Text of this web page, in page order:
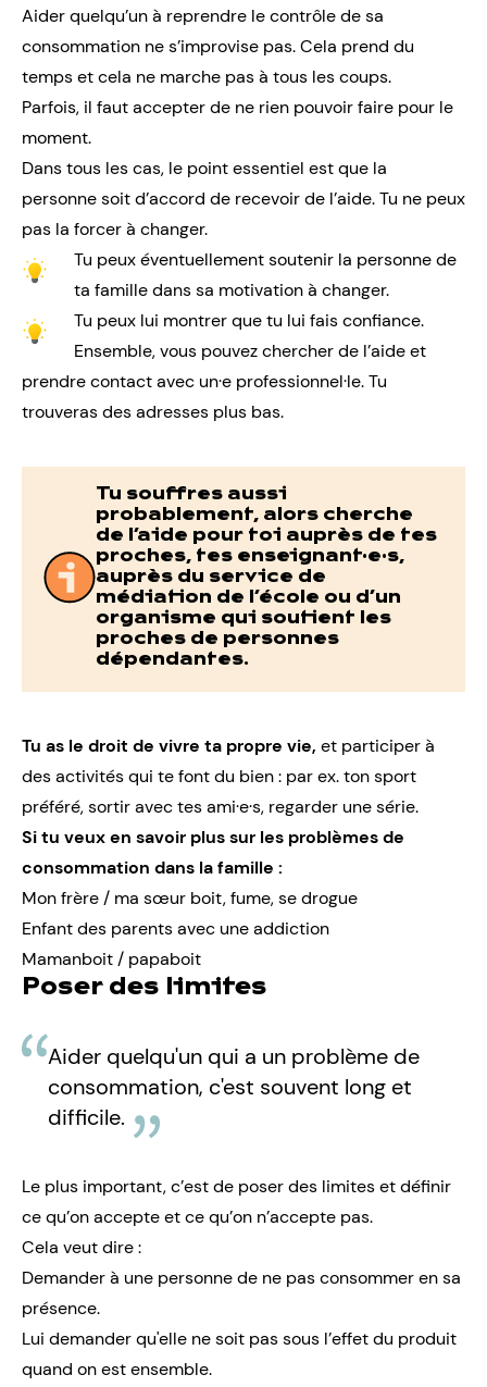
Aider quelqu’un à reprendre le contrôle de sa
consommation ne s’improvise pas. Cela prend du
temps et cela ne marche pas à tous les coups.
Parfois, il faut accepter de ne rien pouvoir faire pour le
moment.
Dans tous les cas, le point essentiel est que la
personne soit d’accord de recevoir de l’aide. Tu ne peux
pas la forcer à changer.
Tu peux éventuellement soutenir la personne de
ta famille dans sa motivation à changer.
Tu peux lui montrer que tu lui fais confiance.
Ensemble, vous pouvez chercher de l’aide et
prendre contact avec un·e professionnel·le. Tu
trouveras des adresses plus bas.
Tu souffres aussi
probablement, alors cherche
de l’aide pour toi auprès de tes
proches, tes enseignant·e·s,
auprès du service de
médiation de l’école ou d’un
organisme qui soutient les
proches de personnes
dépendantes.
Tu as le droit de vivre ta propre vie, et participer à
des activités qui te font du bien : par ex. ton sport
préféré, sortir avec tes ami·e·s, regarder une série.
Si tu veux en savoir plus sur les problèmes de
consommation dans la famille :
Mon frère / ma sœur boit, fume, se drogue
Enfant des parents avec une addiction
Mamanboit / papaboit
Poser des limites
Aider quelqu'un qui a un problème de
consommation, c'est souvent long et
difficile.
Le plus important, c’est de poser des limites et définir
ce qu’on accepte et ce qu’on n’accepte pas.
Cela veut dire :
Demander à une personne de ne pas consommer en sa
présence.
Lui demander qu'elle ne soit pas sous l’effet du produit
quand on est ensemble.